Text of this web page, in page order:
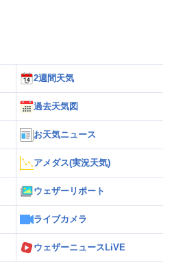
2週間天気
過去天気図
お天気ニュース
アメダス(実況天気)
ウェザーリポート
ライブカメラ
ウェザーニュースLiVE